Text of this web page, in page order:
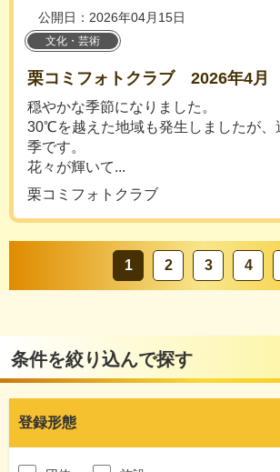
公開日：2026年04月15日
文化・芸術
栗コミフォトクラブ 2026年4
穏やかな季節になりました。
30℃を越えた地域も発生しましたが、
季です。
花々が輝いて...
栗コミフォトクラブ
1 2 3 4
条件を絞り込んで探す
登録形態